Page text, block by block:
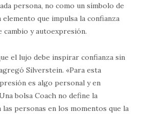
persona, no como un símbolo de
que impulsa la confianza
cambio y autoexpresión.
el lujo debe inspirar confianza sin
Silverstein. «Para esta
es algo personal y en
bolsa Coach no define la
las personas en los momentos que la